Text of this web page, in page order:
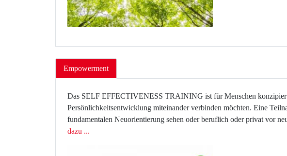
Empowerment
Das SELF EFFECTIVENESS TRAINING ist für Menschen
Persönlichkeitsentwicklung miteinander verbinden möchten. Eine
fundamentalen Neuorientierung sehen oder beruflich oder privat vor
dazu ...